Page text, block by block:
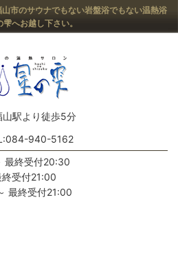
市のサウナでもない岩盤浴でもない温熱浴
へお越し下さい。
最終受付20:30
受付21:00
最終受付21:00